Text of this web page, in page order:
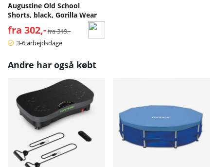
Augustine Old School
Shorts, black, Gorilla Wear
fra 302,- Normalpris:
fra 319,-
3-6 arbejdsdage
Andre har også købt